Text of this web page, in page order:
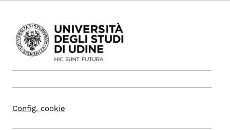
Config. cookie